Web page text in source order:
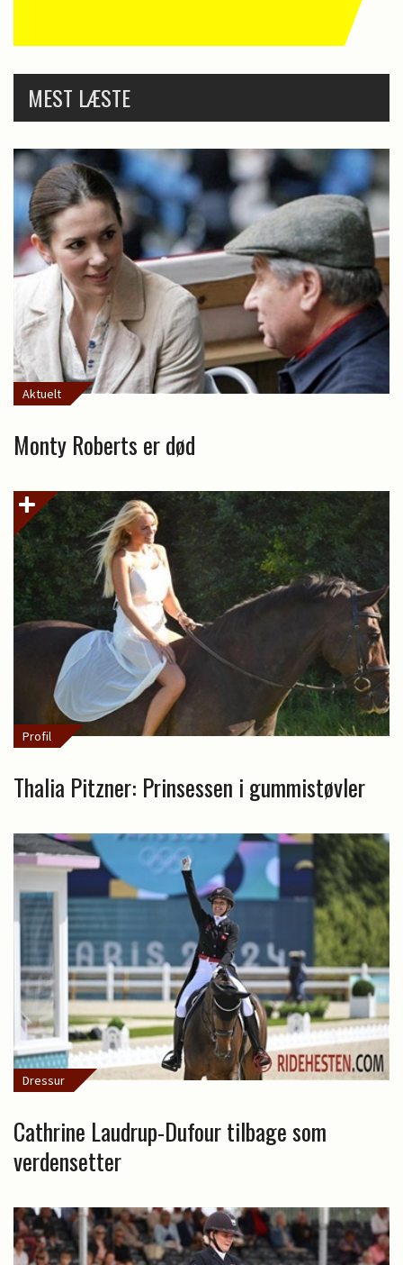
MEST LÆSTE
Aktuelt
Monty Roberts er død
Profil
Thalia Pitzner: Prinsessen i gummistøvler
Dressur
Cathrine Laudrup-Dufour tilbage som
verdensetter